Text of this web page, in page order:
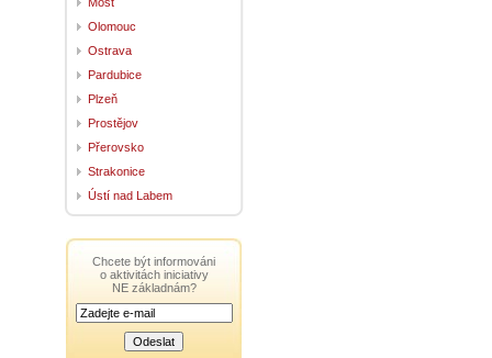
Olomouc
Ostrava
Pardubice
Plzeň
Prostějov
Přerovsko
Strakonice
Ústí nad Labem
Chcete být informováni
o aktivitách iniciativy
NE základnám?